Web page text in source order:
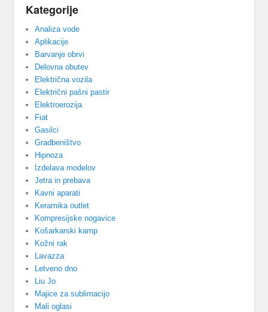
Kategorije
Analiza vode
Aplikacije
Barvanje obrvi
Delovna obutev
Električna vozila
Električni pašni pastir
Elektroerozija
Fiat
Gasilci
Gradbeništvo
Hipnoza
Izdelava modelov
Jetra in prebava
Kavni aparati
Keramika outlet
Kompresijske nogavice
Košarkarski kamp
Kožni rak
Lavazza
Letveno dno
Liu Jo
Majice za sublimacijo
Mali oglasi